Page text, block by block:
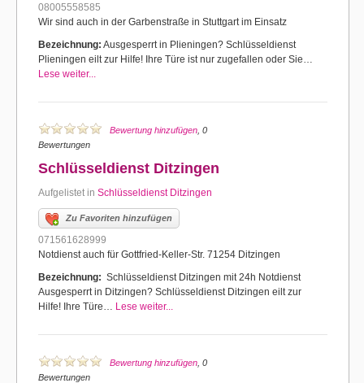
08005558585
Wir sind auch in der Garbenstraße in Stuttgart im Einsatz
Bezeichnung: Ausgesperrt in Plieningen? Schlüsseldienst
Plieningen eilt zur Hilfe! Ihre Türe ist nur zugefallen oder Sie…
Lese weiter...
Bewertung hinzufügen , 0
Bewertungen
Schlüsseldienst Ditzingen
Aufgelistet in Schlüsseldienst Ditzingen
Zu Favoriten hinzufügen
071561628999
Notdienst auch für Gottfried-Keller-Str. 71254 Ditzingen
Bezeichnung: Schlüsseldienst Ditzingen mit 24h Notdienst
Ausgesperrt in Ditzingen? Schlüsseldienst Ditzingen eilt zur
Hilfe! Ihre Türe… Lese weiter...
Bewertung hinzufügen , 0
Bewertungen